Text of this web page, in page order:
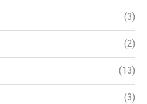
(3)
(2)
(13)
(3)